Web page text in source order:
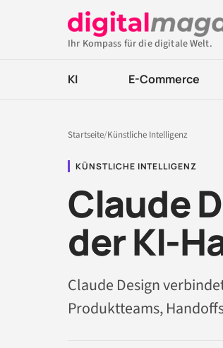
Ihr Kompass für die digitale Welt.
KI E-Commerce
Startseite/Künstliche Intelligenz
KÜNSTLICHE INTELLIGENZ
Claude
der KI-
Claude Design
Produktteams,